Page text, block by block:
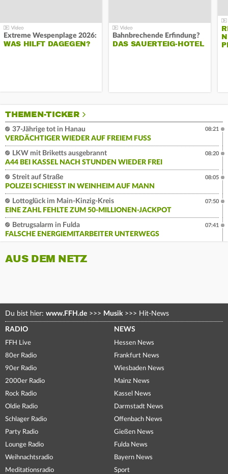
Extreme Wespenplage 2026:
WAS HILFT DAGEGEN?
Bahnbrechende Erfindung?
DAS SAUERTEIG-HOTEL
THEMEN-TICKER
37-Jährige tot in Hanau
VERDÄCHTIGER WIEDER AUF FREIEM FUSS
08:21
LKW mit Briketts ausgebrannt
A44 BEI KASSEL NACH STUNDEN WIEDER FREI
08:20
Streit auf Straße
POLIZEI SCHIESST IN WEINHEIM AUF MANN
08:05
Lottoglück im Main-Kinzig-Kreis
EINE ZAHL FEHLTE ZUM 50-MILLIONEN-JACKPOT
07:50
Betrugsalarm in Fulda
FALSCHE ENERGIEMITARBEITER UNTERWEGS
07:41
AUS DEM NETZ
Du bist hier: www.FFH.de >>> Musik >>> Hit-News
RADIO
FFH Live
80er Radio
90er Radio
2000er Radio
Rock Radio
Oldie Radio
Schlager Radio
Party Radio
Lounge Radio
Weihnachtsradio
Meditationsradio
NEWS
Hessen News
Frankfurt News
Wiesbaden News
Mainz News
Kassel News
Darmstadt News
Offenbach News
Gießen News
Fulda News
Bayern News
Sport